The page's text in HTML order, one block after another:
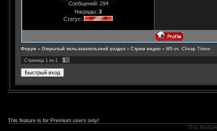
Сообщений: 294
Награды: 3
Статус:
Форум » Открытый пользовательский раздел » Стрим видео » M5 vs. Cheap Times
Страница 1 из 1 1
This feature is for Premium users only!
This